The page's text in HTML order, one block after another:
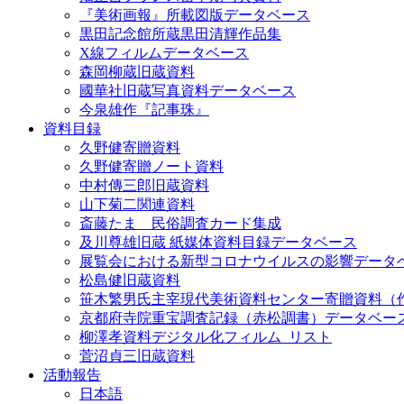
『美術画報』所載図版データベース
黒田記念館所蔵黒田清輝作品集
X線フィルムデータベース
森岡柳蔵旧蔵資料
國華社旧蔵写真資料データベース
今泉雄作『記事珠』
資料目録
久野健寄贈資料
久野健寄贈ノート資料
中村傳三郎旧蔵資料
山下菊二関連資料
斎藤たま 民俗調査カード集成
及川尊雄旧蔵 紙媒体資料目録データベース
展覧会における新型コロナウイルスの影響データ
松島健旧蔵資料
笹木繁男氏主宰現代美術資料センター寄贈資料（
京都府寺院重宝調査記録（赤松調書）データベー
柳澤孝資料デジタル化フィルム_リスト
菅沼貞三旧蔵資料
活動報告
日本語